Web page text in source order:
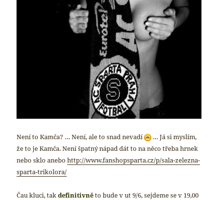
Není to Kamča? … Není, ale to snad nevadí …Já si myslím,
že to je Kamča. Není špatný nápad dát to na něco třeba hrnek
nebo skloanebohttp://www.fanshopsparta.cz/p/sala-zelezna-
sparta-trikolora/
Čau kluci,takdefinitivněto bude v ut 9/6, sejdeme se v 19,00